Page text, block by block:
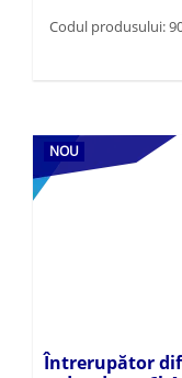
Codul produsului:
NOU
Întrerupător